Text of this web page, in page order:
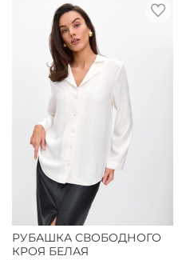
РУБАШКА СВОБОДНОГО
КРОЯ БЕЛАЯ